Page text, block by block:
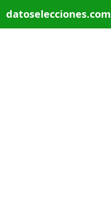
datoselecciones.com